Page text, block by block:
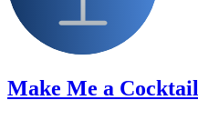
Make Me a Cocktail